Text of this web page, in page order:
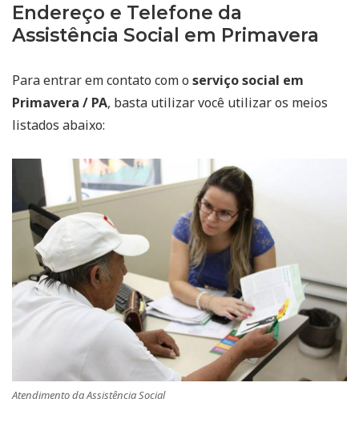
Endereço e Telefone da
Assistência Social em Primavera
Para entrar em contato com o serviço social em
Primavera / PA, basta utilizar você utilizar os meios
listados abaixo:
Atendimento da Assistência Social